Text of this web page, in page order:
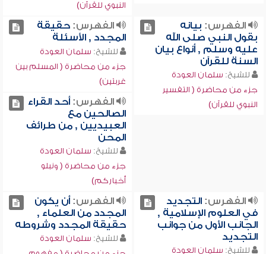
النبوي للقرآن)
الفهرس: بيانه
بقول النبي صلى الله
عليه وسلم , أنواع بيان
السنة للقرآن
للشيخ: سلمان العودة
جزء من محاضرة ( التفسير
النبوي للقرآن)
الفهرس:حقيقة
المجدد , الأسئلة
للشيخ: سلمان العودة
جزء من محاضرة ( المسلم بين
غربتين)
الفهرس:أحد القراء
الصالحين مع
العبيديين , من طرائف
المحن
للشيخ: سلمان العودة
جزء من محاضرة ( ونبلو
أخباركم)
الفهرس:التجديد
في العلوم الإسلامية ,
الجانب الأول من جوانب
التجديد
للشيخ: سلمان العودة
الفهرس:أن يكون
المجدد من العلماء ,
حقيقة المجدد وشروطه
للشيخ: سلمان العودة